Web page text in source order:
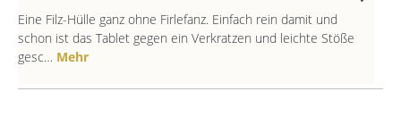
Eine Filz-Hülle ganz ohne Firlefanz. Einfach rein damit und
schon ist das Tablet gegen ein Verkratzen und leichte Stöße
gesc… Mehr